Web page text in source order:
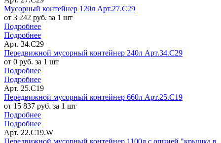
Мусорный контейнер 120л Арт.27.C29
от 3 242 руб. за 1 шт
Подробнее
Подробнее
Арт. 34.C29
Передвижной мусорный контейнер 240л Арт.34.C29
от 0 руб. за 1 шт
Подробнее
Подробнее
Арт. 25.C19
Передвижной мусорный контейнер 660л Арт.25.C19
от 15 837 руб. за 1 шт
Подробнее
Подробнее
Арт. 22.С19.W